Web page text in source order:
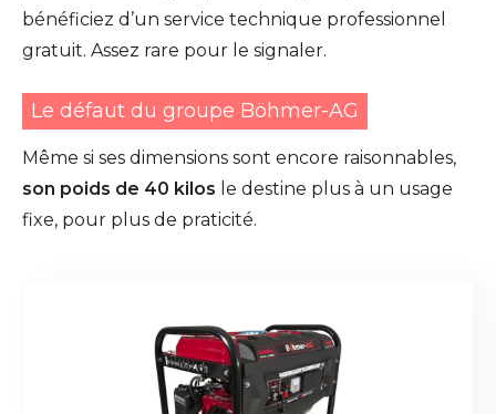
bénéficiez d’un service technique professionnel
gratuit. Assez rare pour le signaler.
Le défaut du groupe Böhmer-AG
Même si ses dimensions sont encore raisonnables,
son poids de 40 kilos le destine plus à un usage
fixe, pour plus de praticité.